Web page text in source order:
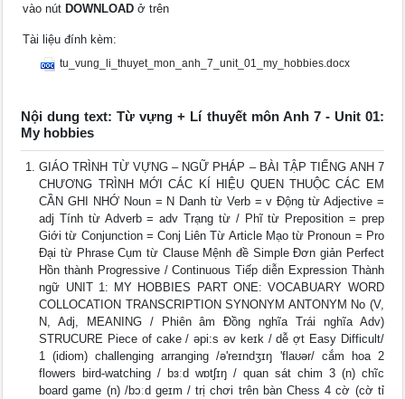
vào nút DOWNLOAD ở trên
Tài liệu đính kèm:
tu_vung_li_thuyet_mon_anh_7_unit_01_my_hobbies.docx
Nội dung text: Từ vựng + Lí thuyết môn Anh 7 - Unit 01:
My hobbies
GIÁO TRÌNH TỪ VỰNG – NGỮ PHÁP – BÀI TẬP TIẾNG ANH 7
CHƯƠNG TRÌNH MỚI CÁC KÍ HIỆU QUEN THUỘC CÁC EM
CẦN GHI NHỚ Noun = N Danh từ Verb = v Động từ Adjective =
adj Tính từ Adverb = adv Trạng từ / Phĩ từ Preposition = prep
Giới từ Conjunction = Conj Liên Từ Article Mạo từ Pronoun = Pro
Đại từ Phrase Cụm từ Clause Mệnh đề Simple Đơn giản Perfect
Hồn thành Progressive / Continuous Tiếp diễn Expression Thành
ngữ UNIT 1: MY HOBBIES PART ONE: VOCABUARY WORD
COLLOCATION TRANSCRIPTION SYNONYM ANTONYM No (V,
N, Adj, MEANING / Phiên âm Đồng nghĩa Trái nghĩa Adv)
STRUCURE Piece of cake / əpi:s əv keɪk / dễ ợt Easy Difficult/
1 (idiom) challenging arranging /ə'reɪndʒɪŋ 'flaʊər/ cắm hoa 2
flowers bird-watching / bɜːd wɒtʃɪŋ / quan sát chim 3 (n) chĩc
board game (n) /bɔːd ɡeɪm / trị chơi trên bàn Chess 4 cờ (cờ tỉ